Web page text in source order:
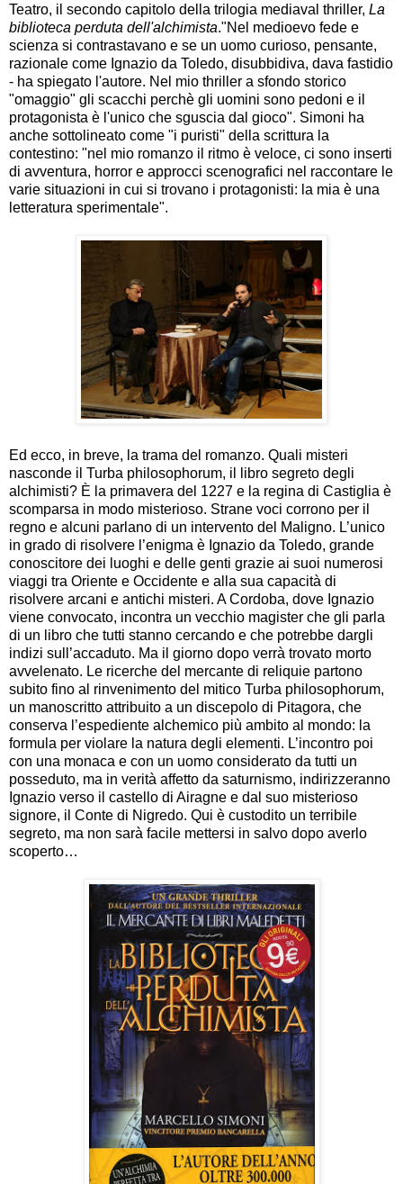
Teatro, il secondo capitolo della trilogia mediaval thriller, La
biblioteca perduta dell'alchimista."Nel medioevo fede e
scienza si contrastavano e se un uomo curioso, pensante,
razionale come Ignazio da Toledo, disubbidiva, dava fastidio
- ha spiegato l'autore. Nel mio thriller a sfondo storico
"omaggio" gli scacchi perchè gli uomini sono pedoni e il
protagonista è l'unico che sguscia dal gioco". Simoni ha
anche sottolineato come "i puristi" della scrittura la
contestino: "nel mio romanzo il ritmo è veloce, ci sono inserti
di avventura, horror e approcci scenografici nel raccontare le
varie situazioni in cui si trovano i protagonisti: la mia è una
letteratura sperimentale".
Ed ecco, in breve, la trama del romanzo. Quali misteri
nasconde il Turba philosophorum, il libro segreto degli
alchimisti? È la primavera del 1227 e la regina di Castiglia è
scomparsa in modo misterioso. Strane voci corrono per il
regno e alcuni parlano di un intervento del Maligno. L’unico
in grado di risolvere l’enigma è Ignazio da Toledo, grande
conoscitore dei luoghi e delle genti grazie ai suoi numerosi
viaggi tra Oriente e Occidente e alla sua capacità di
risolvere arcani e antichi misteri. A Cordoba, dove Ignazio
viene convocato, incontra un vecchio magister che gli parla
di un libro che tutti stanno cercando e che potrebbe dargli
indizi sull’accaduto. Ma il giorno dopo verrà trovato morto
avvelenato. Le ricerche del mercante di reliquie partono
subito fino al rinvenimento del mitico Turba philosophorum,
un manoscritto attribuito a un discepolo di Pitagora, che
conserva l’espediente alchemico più ambito al mondo: la
formula per violare la natura degli elementi. L’incontro poi
con una monaca e con un uomo considerato da tutti un
posseduto, ma in verità affetto da saturnismo, indirizzeranno
Ignazio verso il castello di Airagne e dal suo misterioso
signore, il Conte di Nigredo. Qui è custodito un terribile
segreto, ma non sarà facile mettersi in salvo dopo averlo
scoperto…